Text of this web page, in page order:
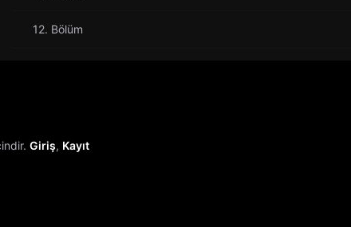
12. Bölüm
Giriş, Kayıt